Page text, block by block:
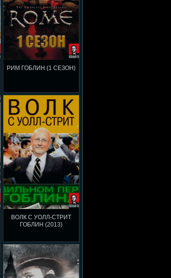
РИМ ГОБЛИН (1 СЕЗОН)
ВОЛК С УОЛЛ-СТРИТ
ГОБЛИН (2013)